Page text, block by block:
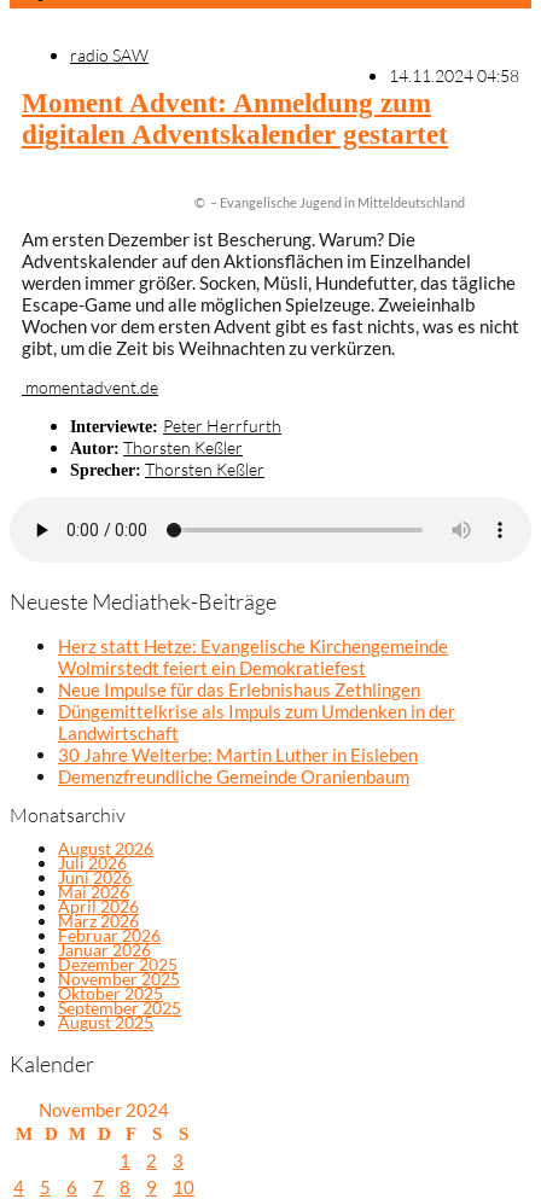
radio SAW
14.11.2024 04:58
Moment Advent: Anmeldung zum
digitalen Adventskalender gestartet
© – Evangelische Jugend in Mitteldeutschland
Am ersten Dezember ist Bescherung. Warum? Die
Adventskalender auf den Aktionsflächen im Einzelhandel
werden immer größer. Socken, Müsli, Hundefutter, das tägliche
Escape-Game und alle möglichen Spielzeuge. Zweieinhalb
Wochen vor dem ersten Advent gibt es fast nichts, was es nicht
gibt, um die Zeit bis Weihnachten zu verkürzen.
momentadvent.de
Interviewte: Peter Herrfurth
Autor: Thorsten Keßler
Sprecher: Thorsten Keßler
Neueste Mediathek-Beiträge
Herz statt Hetze: Evangelische Kirchengemeinde
Wolmirstedt feiert ein Demokratiefest
Neue Impulse für das Erlebnishaus Zethlingen
Düngemittelkrise als Impuls zum Umdenken in der
Landwirtschaft
30 Jahre Welterbe: Martin Luther in Eisleben
Demenzfreundliche Gemeinde Oranienbaum
Monatsarchiv
August 2026
Juli 2026
Juni 2026
Mai 2026
April 2026
März 2026
Februar 2026
Januar 2026
Dezember 2025
November 2025
Oktober 2025
September 2025
August 2025
Kalender
November 2024
M D M D F S S
1 2
3
4
5 6 7 8 9 10